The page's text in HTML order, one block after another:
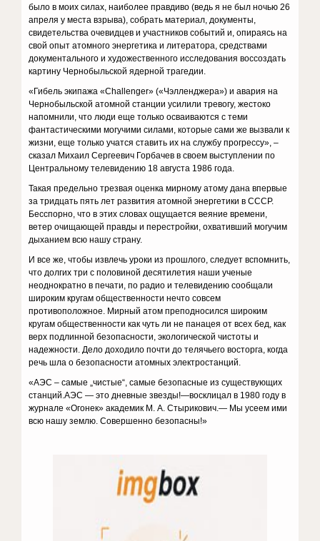
было в моих силах, наиболее правдиво (ведь я не был ночью 26
апреля у места взрыва), собрать материал, документы,
свидетельства очевидцев и участников событий и, опираясь на
свой опыт атомного энергетика и литератора, средствами
документального и художественного исследования воссоздать
картину Чернобыльской ядерной трагедии.
«Гибель экипажа «Challenger» («Чэлленджера») и авария на
Чернобыльской атомной станции усилили тревогу, жестоко
напомнили, что люди еще только осваиваются с теми
фантастическими могучими силами, которые сами же вызвали к
жизни, еще только учатся ставить их на службу прогрессу», –
сказал Михаил Сергеевич Горбачев в своем выступлении по
Центральному телевидению 18 августа 1986 года.
Такая предельно трезвая оценка мирному атому дана впервые
за тридцать пять лет развития атомной энергетики в СССР.
Бесспорно, что в этих словах ощущается веяние времени,
ветер очищающей правды и перестройки, охвативший могучим
дыханием всю нашу страну.
И все же, чтобы извлечь уроки из прошлого, следует вспомнить,
что долгих три с половиной десятилетия наши ученые
неоднократно в печати, по радио и телевидению сообщали
широким кругам общественности нечто совсем
противоположное. Мирный атом преподносился широким
кругам общественности как чуть ли не панацея от всех бед, как
верх подлинной безопасности, экологической чистоты и
надежности. Дело доходило почти до телячьего восторга, когда
речь шла о безопасности атомных электростанций.
«АЭС – самые „чистые“, самые безопасные из существующих
станций.АЭС — это дневные звезды!—восклицал в 1980 году в
журнале «Огонек» академик М. А. Стырикович.— Мы усеем ими
всю нашу землю. Совершенно безопасны!»